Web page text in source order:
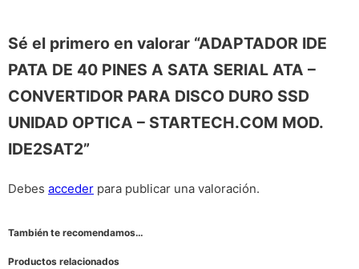
Sé el primero en valorar “ADAPTADOR IDE
PATA DE 40 PINES A SATA SERIAL ATA –
CONVERTIDOR PARA DISCO DURO SSD
UNIDAD OPTICA – STARTECH.COM MOD.
IDE2SAT2”
Debes acceder para publicar una valoración.
También te recomendamos…
Productos relacionados